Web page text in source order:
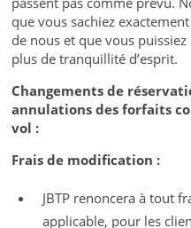
que vous sachiez
de nous et que vous
plus de tranquillité d’esprit.
Changements de
annulations des forfaits
vol :
Frais de modification :
JBTP renoncera à tout
applicable, pour les